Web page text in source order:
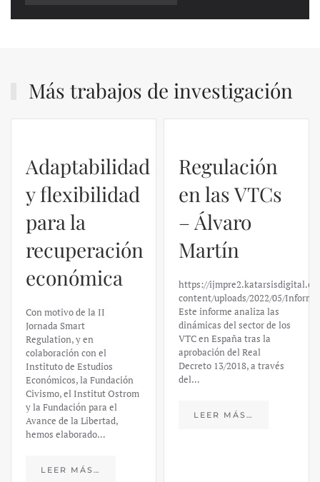
Más trabajos de investigación
Adaptabilidad
y flexibilidad
para la
recuperación
económica
Con motivo de la II
Jornada Smart
Regulation, y en
colaboración con el
Instituto de Estudios
Económicos, la Fundación
Civismo, el Institut Ostrom
y la Fundación para el
Avance de la Libertad,
hemos elaborado…
LEER MÁS…
Regulación
en las VTCs
– Álvaro
Martín
https://
content/uploads/2022/05/
Este informe analiza las
dinámicas del sector de los
VTC en España tras la
aprobación del Real
Decreto 13/2018, a través
del…
LEER MÁS…